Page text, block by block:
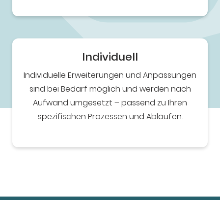
Individuell
Individuelle Erweiterungen und Anpassungen
sind bei Bedarf möglich und werden nach
Aufwand umgesetzt – passend zu Ihren
spezifischen Prozessen und Abläufen.